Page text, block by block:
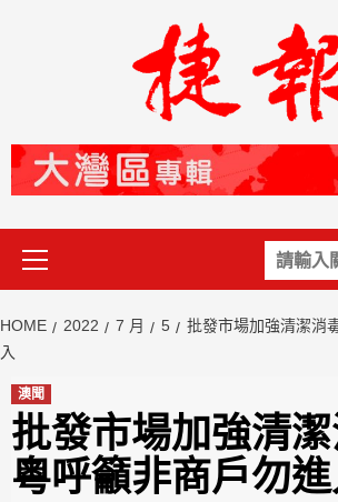
關
鍵
Primary
Menu
HOME 2022 7 月 5
批發市場加強清潔消
入
澳聞
批發市場加強清
粵呼籲非商戶勿